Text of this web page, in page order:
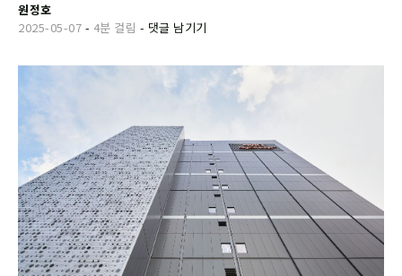
원정호
2025-05-07 - 4분 걸림 - 댓글 남기기